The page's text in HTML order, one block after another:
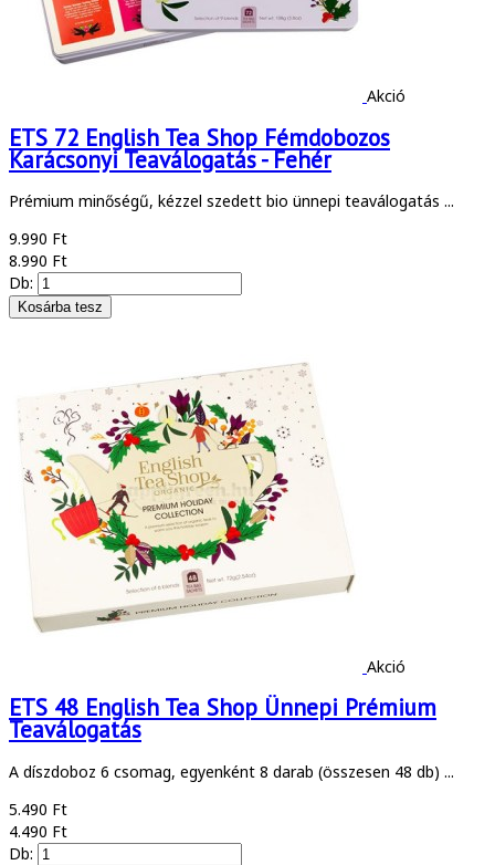
Akció
ETS 72 English Tea Shop Fémdobozos
Karácsonyi Teaválogatás - Fehér
Prémium minőségű, kézzel szedett bio ünnepi teaválogatás ...
9.990 Ft
8.990 Ft
Db:
Akció
ETS 48 English Tea Shop Ünnepi Prémium
Teaválogatás
A díszdoboz 6 csomag, egyenként 8 darab (összesen 48 db) ...
5.490 Ft
4.490 Ft
Db: